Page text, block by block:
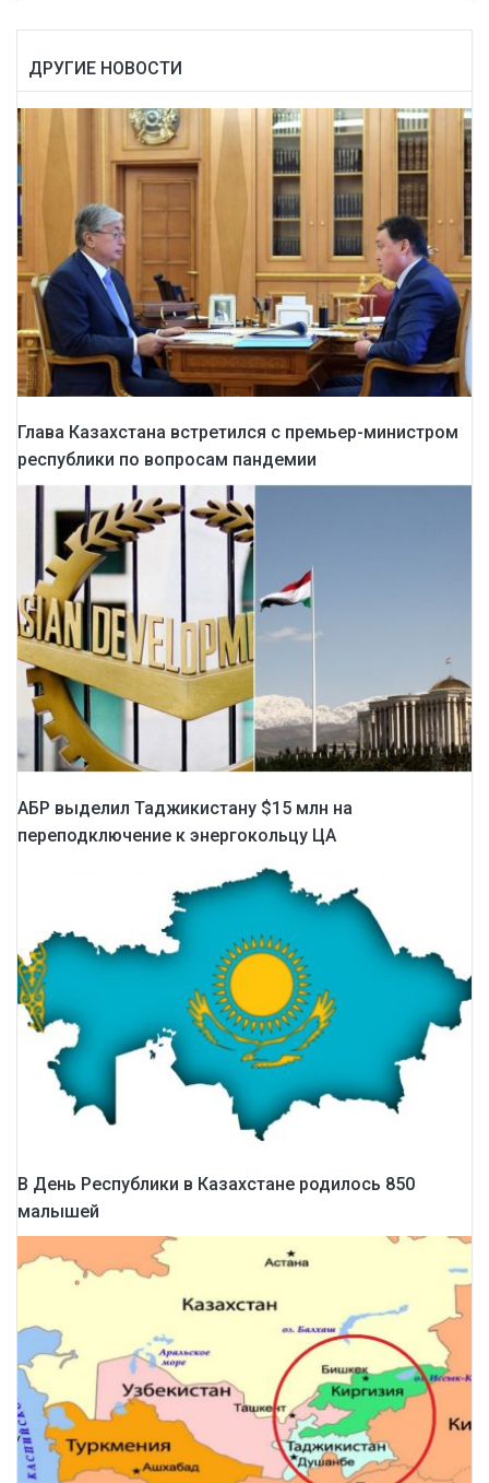
ДРУГИЕ НОВОСТИ
Глава Казахстана встретился с премьер-министром
республики по вопросам пандемии
АБР выделил Таджикистану $15 млн на
переподключение к энергокольцу ЦА
В День Республики в Казахстане родилось 850
малышей